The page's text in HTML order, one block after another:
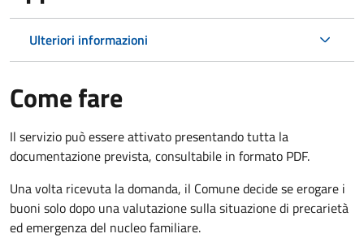
Ulteriori informazioni
Come fare
Il servizio può essere attivato presentando tutta la
documentazione prevista, consultabile in formato PDF.
Una volta ricevuta la domanda, il Comune decide se erogare i
buoni solo dopo una valutazione sulla situazione di precarietà
ed emergenza del nucleo familiare.